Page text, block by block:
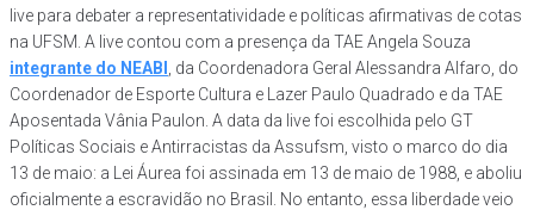
live para debater a representatividade e políticas afirmativas de cotas
na UFSM. A live contou com a presença da TAE Angela Souza
integrante do NEABI , da Coordenadora Geral Alessandra Alfaro, do
Coordenador de Esporte Cultura e Lazer Paulo Quadrado e da TAE
Aposentada Vânia Paulon. A data da live foi escolhida pelo GT
Políticas Sociais e Antirracistas da Assufsm, visto o marco do dia
13 de maio: a Lei Áurea foi assinada em 13 de maio de 1988, e aboliu
oficialmente a escravidão no Brasil. No entanto, essa liberdade veio